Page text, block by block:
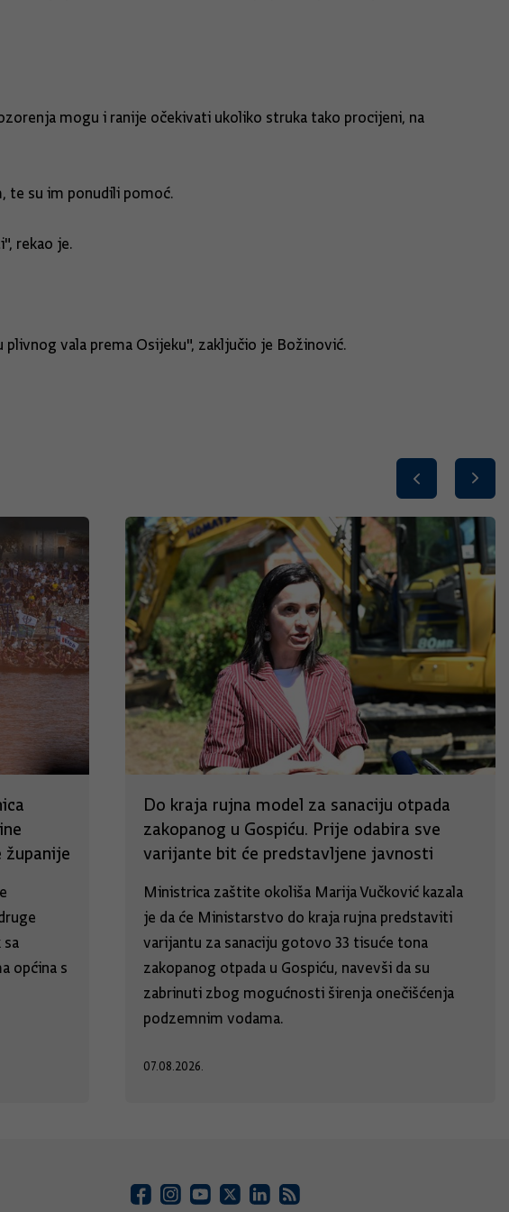
mogu i ranije očekivati ukoliko struka tako procijeni, na
te su im ponudili pomoć.
rekao je.
vala prema Osijeku", zaključio je Božinović.
županije
sa
općina s
Do kraja rujna model za sanaciju otpada
zakopanog u Gospiću. Prije odabira sve
varijante bit će predstavljene javnosti
Ministrica zaštite okoliša Marija Vučković kazala
je da će Ministarstvo do kraja rujna predstaviti
varijantu za sanaciju gotovo 33 tisuće tona
zakopanog otpada u Gospiću, navevši da su
zabrinuti zbog mogućnosti širenja onečišćenja
podzemnim vodama.
07.08.2026.